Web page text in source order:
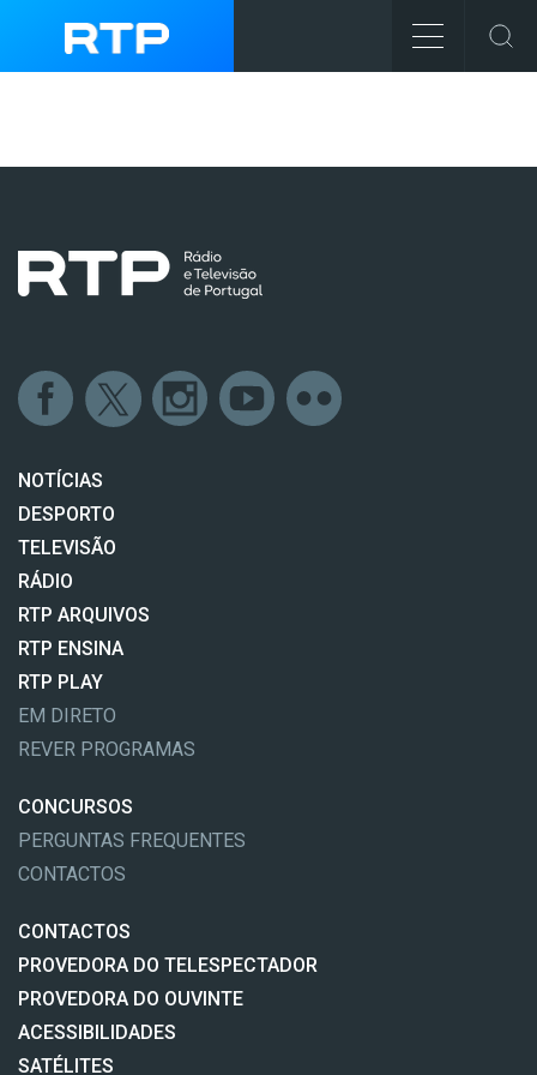
NOTÍCIAS
DESPORTO
TELEVISÃO
RÁDIO
RTP ARQUIVOS
RTP ENSINA
RTP PLAY
EM DIRETO
REVER PROGRAMAS
CONCURSOS
PERGUNTAS FREQUENTES
CONTACTOS
CONTACTOS
PROVEDORA DO TELESPECTADOR
PROVEDORA DO OUVINTE
ACESSIBILIDADES
SATÉLITES